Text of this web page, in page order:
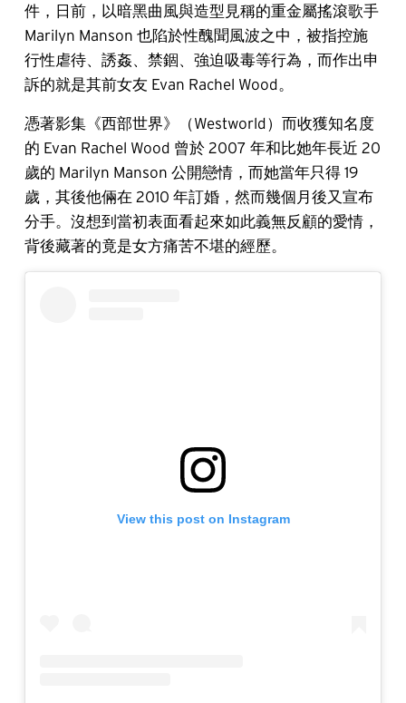
件，日前，以暗黑曲風與造型見稱的重金屬搖滾歌手
Marilyn Manson 也陷於性醜聞風波之中，被指控施
行性虐待、誘姦、禁錮、強迫吸毒等行為，而作出申
訴的就是其前女友 Evan Rachel Wood。
憑著影集《西部世界》（Westworld）而收獲知名度
的 Evan Rachel Wood 曾於 2007 年和比她年長近 20
歲的 Marilyn Manson 公開戀情，而她當年只得 19
歲，其後他倆在 2010 年訂婚，然而幾個月後又宣布
分手。沒想到當初表面看起來如此義無反顧的愛情，
背後藏著的竟是女方痛苦不堪的經歷。
View this post on Instagram